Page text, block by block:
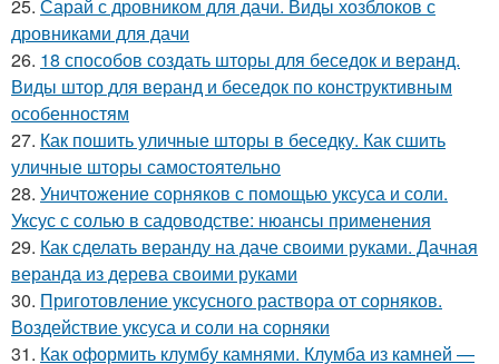
25. Сарай с дровником для дачи. Виды хозблоков с
дровниками для дачи
26. 18 способов создать шторы для беседок и веранд.
Виды штор для веранд и беседок по конструктивным
особенностям
27. Как пошить уличные шторы в беседку. Как сшить
уличные шторы самостоятельно
28. Уничтожение сорняков с помощью уксуса и соли.
Уксус с солью в садоводстве: нюансы применения
29. Как сделать веранду на даче своими руками. Дачная
веранда из дерева своими руками
30. Приготовление уксусного раствора от сорняков.
Воздействие уксуса и соли на сорняки
31. Как оформить клумбу камнями. Клумба из камней —